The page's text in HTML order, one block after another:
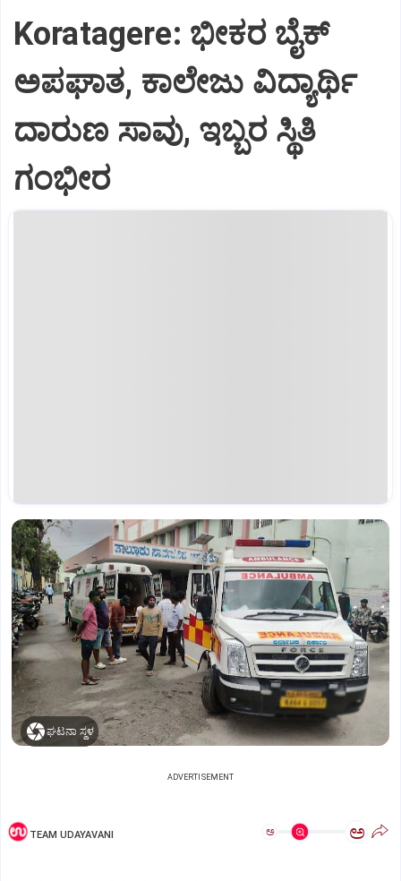
Koratagere: ಭೀಕರ ಬೈಕ್
ಅಪಘಾತ, ಕಾಲೇಜು ವಿದ್ಯಾರ್ಥಿ
ದಾರುಣ ಸಾವು, ಇಬ್ಬರ ಸ್ಥಿತಿ
ಗಂಭೀರ
ಘಟನಾ ಸ್ಥಳ
ADVERTISEMENT
TEAM UDAYAVANI ಅ ಅ